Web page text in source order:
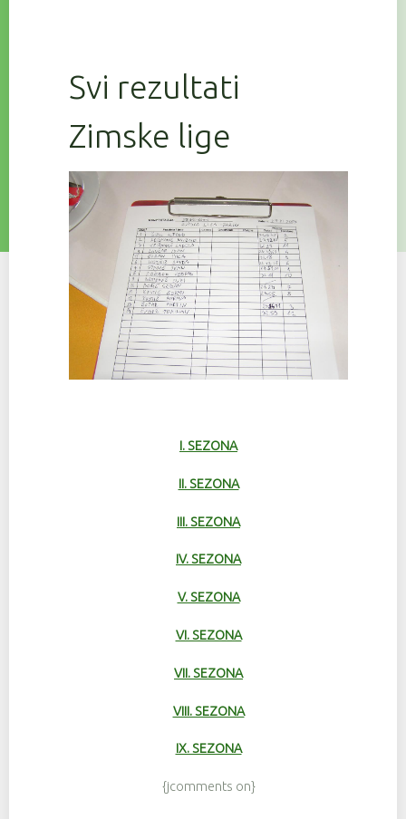
Svi rezultati
Zimske lige
I. SEZONA
II. SEZONA
III. SEZONA
IV. SEZONA
V. SEZONA
VI. SEZONA
VII. SEZONA
VIII. SEZONA
IX. SEZONA
{jcomments on}